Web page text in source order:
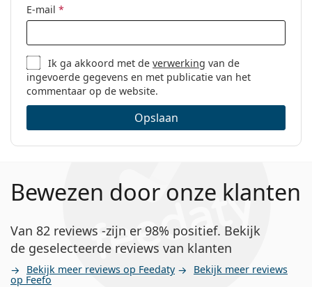
E-mail *
Ik ga akkoord met deverwerking van de
ingevoerde gegevens en met publicatie van het
commentaar op de website.
Opslaan
Bewezen door onze klanten
Van 82 reviews -zijn er 98% positief. Bekijk
de geselecteerde reviews van klanten
Bekijk meer reviews op Feedaty Bekijk meer reviews
op Feefo